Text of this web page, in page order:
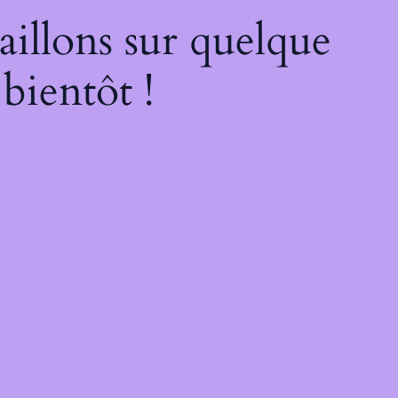
sur quelque
!